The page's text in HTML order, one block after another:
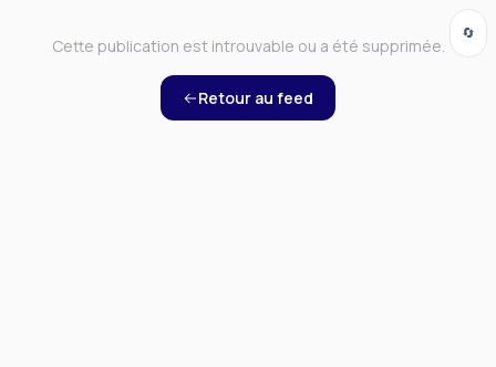
Cette publication est introuvable ou a été supprimée.
Retour au feed
🔄